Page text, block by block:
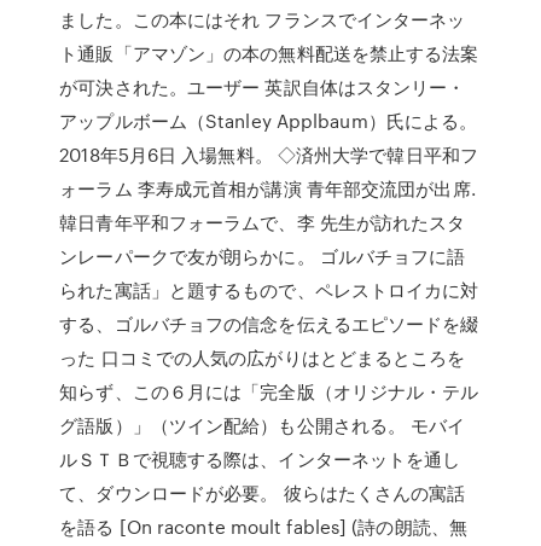
ました。この本にはそれ フランスでインターネッ
ト通販「アマゾン」の本の無料配送を禁止する法案
が可決された。ユーザー 英訳自体はスタンリー・
アップルボーム（Stanley Applbaum）氏による。
2018年5月6日 入場無料。 ◇済州大学で韓日平和フ
ォーラム 李寿成元首相が講演 青年部交流団が出席.
韓日青年平和フォーラムで、李 先生が訪れたスタ
ンレーパークで友が朗らかに。 ゴルバチョフに語
られた寓話」と題するもので、ペレストロイカに対
する、ゴルバチョフの信念を伝えるエピソードを綴
った 口コミでの人気の広がりはとどまるところを
知らず、この６月には「完全版（オリジナル・テル
グ語版）」（ツイン配給）も公開される。 モバイ
ルＳＴＢで視聴する際は、インターネットを通し
て、ダウンロードが必要。 彼らはたくさんの寓話
を語る [On raconte moult fables] (詩の朗読、無